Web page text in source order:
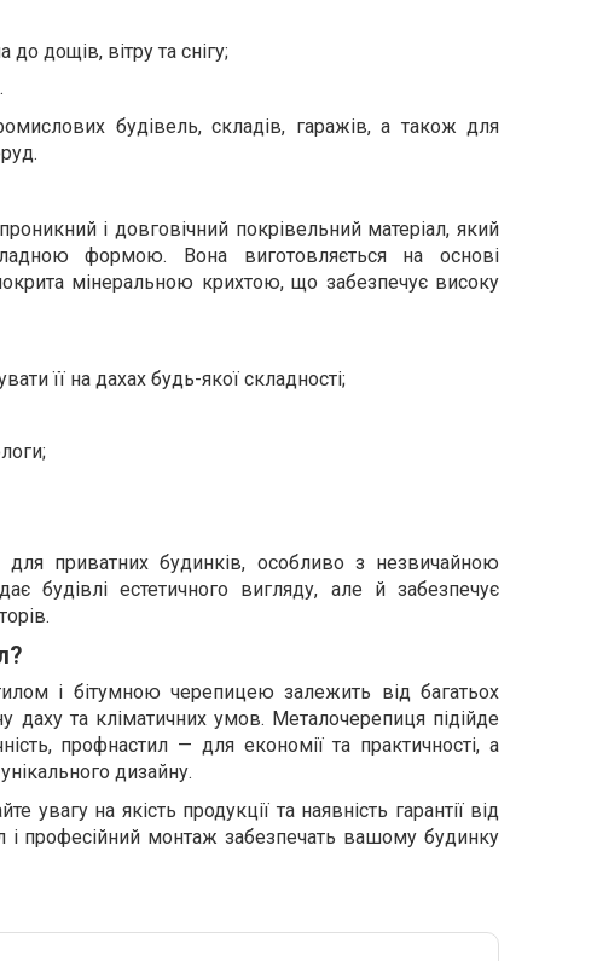
дощів, вітру та снігу;
будівель, складів, гаражів, а також для
і довговічний покрівельний матеріал, який
формою. Вона виготовляється на основі
мінеральною крихтою, що забезпечує високу
її на дахах будь-якої складності;
приватних будинків, особливо з незвичайною
будівлі естетичного вигляду, але й забезпечує
і бітумною черепицею залежить від багатьох
даху та кліматичних умов. Металочерепиця підійде
профнастил — для економії та практичності, а
дизайну.
увагу на якість продукції та наявність гарантії від
і професійний монтаж забезпечать вашому будинку